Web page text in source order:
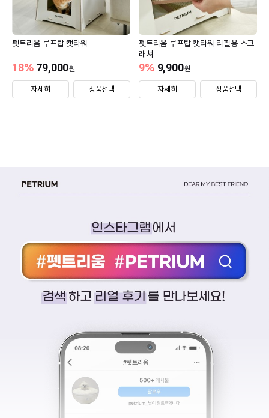
펫트리움 루프탑 캣타워
79,000원
18%
자세히 상품선택
펫트리움 루프탑 캣타워 리필용 스크
래쳐
9,900원
9%
자세히 상품선택